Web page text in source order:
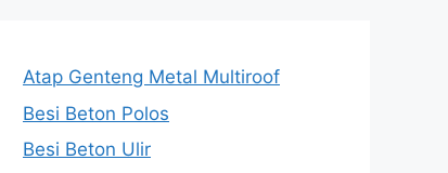
Atap Genteng Metal Multiroof
Besi Beton Polos
Besi Beton Ulir